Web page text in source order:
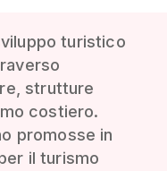
turistico
strutture
costiero.
promosse in
il turismo